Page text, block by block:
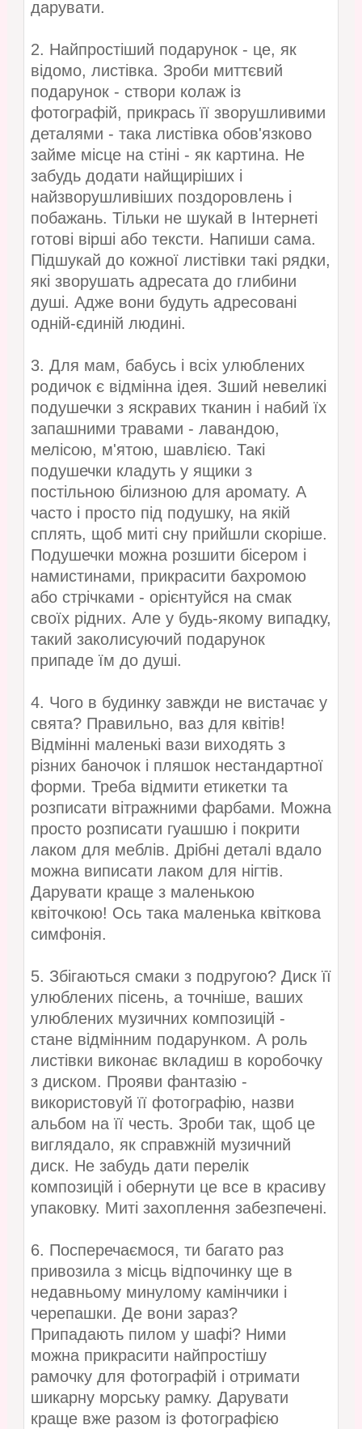
дарувати.
2. Найпростіший подарунок - це, як
відомо, листівка. Зроби миттєвий
подарунок - створи колаж із
фотографій, прикрась її зворушливими
деталями - така листівка обов'язково
займе місце на стіні - як картина. Не
забудь додати найщиріших і
найзворушливіших поздоровлень і
побажань. Тільки не шукай в Інтернеті
готові вірші або тексти. Напиши сама.
Підшукай до кожної листівки такі рядки,
які зворушать адресата до глибини
душі. Адже вони будуть адресовані
одній-єдиній людині.
3. Для мам, бабусь і всіх улюблених
родичок є відмінна ідея. Зший невеликі
подушечки з яскравих тканин і набий їх
запашними травами - лавандою,
мелісою, м'ятою, шавлією. Такі
подушечки кладуть у ящики з
постільною білизною для аромату. А
часто і просто під подушку, на якій
сплять, щоб миті сну прийшли скоріше.
Подушечки можна розшити бісером і
намистинами, прикрасити бахромою
або стрічками - орієнтуйся на смак
своїх рідних. Але у будь-якому випадку,
такий заколисуючий подарунок
припаде їм до душі.
4. Чого в будинку завжди не вистачає у
свята? Правильно, ваз для квітів!
Відмінні маленькі вази виходять з
різних баночок і пляшок нестандартної
форми. Треба відмити етикетки та
розписати вітражними фарбами. Можна
просто розписати гуашшю і покрити
лаком для меблів. Дрібні деталі вдало
можна виписати лаком для нігтів.
Дарувати краще з маленькою
квіточкою! Ось така маленька квіткова
симфонія.
5. Збігаються смаки з подругою? Диск її
улюблених пісень, а точніше, ваших
улюблених музичних композицій -
стане відмінним подарунком. А роль
листівки виконає вкладиш в коробочку
з диском. Прояви фантазію -
використовуй її фотографію, назви
альбом на її честь. Зроби так, щоб це
виглядало, як справжній музичний
диск. Не забудь дати перелік
композицій і обернути це все в красиву
упаковку. Миті захоплення забезпечені.
6. Посперечаємося, ти багато раз
привозила з місць відпочинку ще в
недавньому минулому камінчики і
черепашки. Де вони зараз?
Припадають пилом у шафі? Ними
можна прикрасити найпростішу
рамочку для фотографій і отримати
шикарну морську рамку. Дарувати
краще вже разом із фотографією